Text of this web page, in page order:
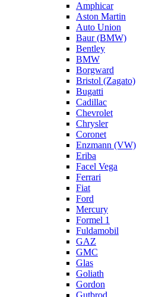
Amphicar
Aston Martin
Auto Union
Baur (BMW)
Bentley
BMW
Borgward
Bristol (Zagato)
Bugatti
Cadillac
Chevrolet
Chrysler
Coronet
Enzmann (VW)
Eriba
Facel Vega
Ferrari
Fiat
Ford
Mercury
Formel 1
Fuldamobil
GAZ
GMC
Glas
Goliath
Gordon
Gutbrod